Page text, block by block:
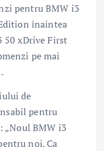
pentru BMW i3
înaintea
50 xDrive First
pe mai
de
pentru
„Noul BMW i3
noi. Ca